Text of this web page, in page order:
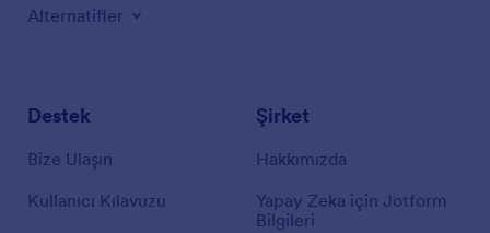
Alternatifler
Destek
Bize Ulaşın
Kullanıcı Kılavuzu
Şirket
Hakkımızda
Yapay Zeka için Jotform
Bilgileri